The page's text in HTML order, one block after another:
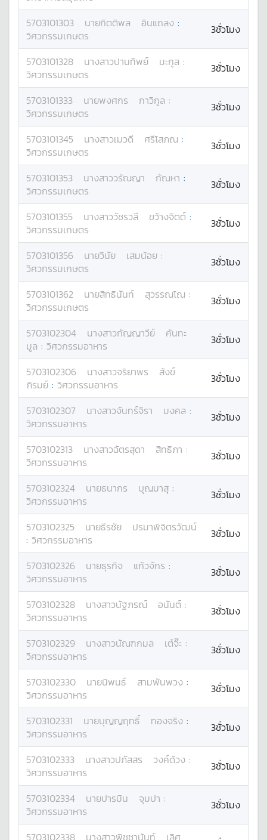
5703101303 นายกิตติพล อินแถลง :
วิศวกรรมเกษตร
3ชั่วโมง
5703101328 นางสาวปานทิพย์ มะกูล :
วิศวกรรมเกษตร
3ชั่วโมง
5703101333 นายพงศกร กาวิกูล :
วิศวกรรมเกษตร
3ชั่วโมง
5703101345 นางสาวเมวดี ศรีโสภณ :
วิศวกรรมเกษตร
3ชั่วโมง
5703101353 นางสาววรัณญา กัณหา :
วิศวกรรมเกษตร
3ชั่วโมง
5703101355 นางสาววัชรวลี ขว้างจิตต์ :
วิศวกรรมเกษตร
3ชั่วโมง
5703101356 นายวินัย เสมน้อย :
วิศวกรรมเกษตร
3ชั่วโมง
5703101362 นายสิทธินันท์ สุวรรณโณ :
วิศวกรรมเกษตร
3ชั่วโมง
5703102304 นางสาวกัญญาวีย์
คันทะ
มูล : วิศวกรรมอาหาร 3ชั่วโมง
5703102306 นางสาวจริยาพร
สังข์
ภิรมย์ : วิศวกรรมอาหาร 3ชั่วโมง
5703102307 นางสาวจันทร์จิรา มงคล :
วิศวกรรมอาหาร
3ชั่วโมง
5703102313 นางสาวฉัตรสุดา สิทธิภา :
วิศวกรรมอาหาร
3ชั่วโมง
5703102324 นายธนากร บุญมาสุ :
วิศวกรรมอาหาร
3ชั่วโมง
5703102325 นายธีรชัย
ปรมาพิจิตรวัฒน์
: วิศวกรรมอาหาร 3ชั่วโมง
5703102326 นายธุรกิจ แก้วจักร :
วิศวกรรมอาหาร
3ชั่วโมง
5703102328 นางสาวนัฐภรณ์ อนันต์ :
วิศวกรรมอาหาร
3ชั่วโมง
5703102329 นางสาวนัณฑกมล เต๋จ๊ะ :
วิศวกรรมอาหาร
3ชั่วโมง
5703102330 นายนิพนธ์ สามพันพวง :
วิศวกรรมอาหาร
3ชั่วโมง
5703102331 นายบุญญฤทธิ์ ทองจริง :
วิศวกรรมอาหาร
3ชั่วโมง
5703102333 นางสาวปภัสสร วงค์ด้วง :
วิศวกรรมอาหาร
3ชั่วโมง
5703102334 นายปารมิน จุมปา :
วิศวกรรมอาหาร
3ชั่วโมง
5703102338 นางสาวพิชชานันท์ เลิศ